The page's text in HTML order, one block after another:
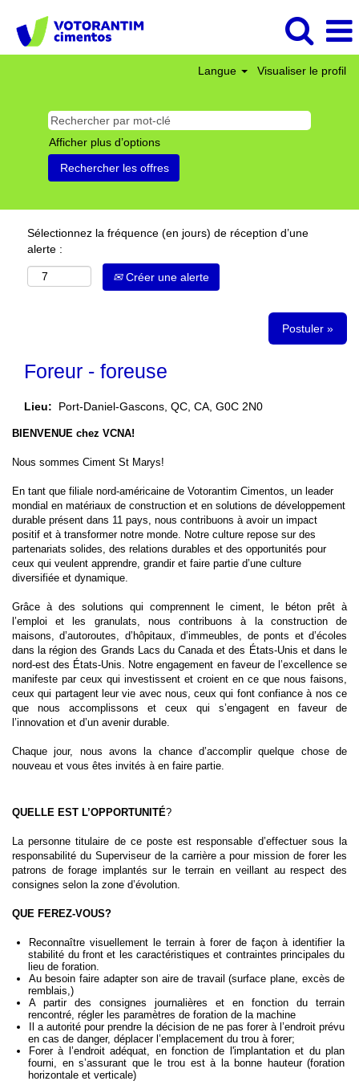
Langue Visualiser le profil
Afficher plus d’options
Sélectionnez la fréquence (en jours) de réception d’une
alerte :
Créer une alerte
Postuler »
Foreur - foreuse
Lieu: Port-Daniel-Gascons, QC, CA, G0C 2N0
BIENVENUE chez VCNA!
Nous sommes Ciment St Marys!
En tant que filiale nord-américaine de Votorantim Cimentos, un leader
mondial en matériaux de construction et en solutions de développement
durable présent dans 11 pays, nous contribuons à avoir un impact
positif et à transformer notre monde. Notre culture repose sur des
partenariats solides, des relations durables et des opportunités pour
ceux qui veulent apprendre, grandir et faire partie d’une culture
diversifiée et dynamique.
Grâce à des solutions qui comprennent le ciment, le béton prêt à
l’emploi et les granulats, nous contribuons à la construction de
maisons, d’autoroutes, d’hôpitaux, d’immeubles, de ponts et d’écoles
dans la région des Grands Lacs du Canada et des États-Unis et dans le
nord-est des États-Unis. Notre engagement en faveur de l’excellence se
manifeste par ceux qui investissent et croient en ce que nous faisons,
ceux qui partagent leur vie avec nous, ceux qui font confiance à nos ce
que nous accomplissons et ceux qui s’engagent en faveur de
l’innovation et d’un avenir durable.
Chaque jour, nous avons la chance d’accomplir quelque chose de
nouveau et vous êtes invités à en faire partie.
QUELLE EST L’OPPORTUNITÉ?
La personne titulaire de ce poste est responsable d’effectuer sous la
responsabilité du Superviseur de la carrière a pour mission de forer les
patrons de forage implantés sur le terrain en veillant au respect des
consignes selon la zone d’évolution.
QUE FEREZ-VOUS?
Reconnaître visuellement le terrain à forer de façon à identifier la
stabilité du front et les caractéristiques et contraintes principales du
lieu de foration.
Au besoin faire adapter son aire de travail (surface plane, excès de
remblais,)
A partir des consignes journalières et en fonction du terrain
rencontré, régler les paramètres de foration de la machine
Il a autorité pour prendre la décision de ne pas forer à l’endroit prévu
en cas de danger, déplacer l’emplacement du trou à forer;
Forer à l’endroit adéquat, en fonction de l'implantation et du plan
fourni, en s’assurant que le trou est à la bonne hauteur (foration
horizontale et verticale)